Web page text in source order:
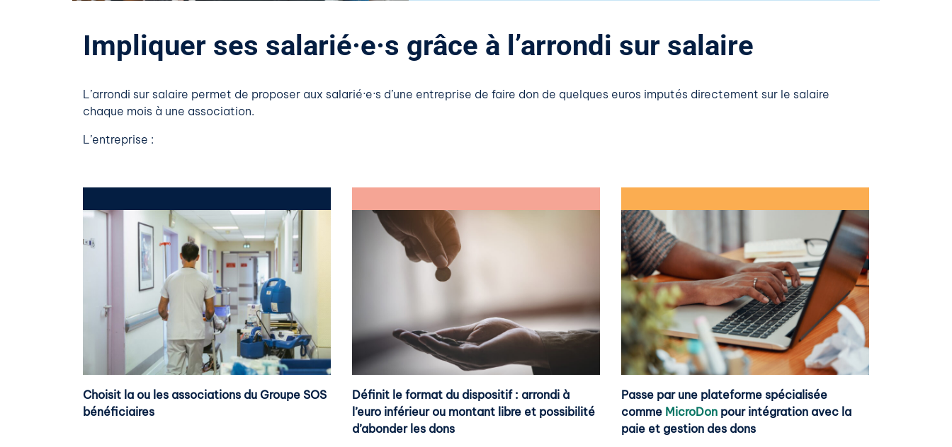
Impliquer ses salarié·e·s grâce à l’arrondi sur salaire
L’arrondi sur salaire permet de proposer aux salarié·e·s d’une entreprise de faire don de quelques euros imputés directement sur le salaire
chaque mois à une association.
L’entreprise :
Choisit la ou les associations du Groupe SOS
bénéficiaires
Définit le format du dispositif : arrondi à
l’euro inférieur ou montant libre et possibilité
d’abonder les dons
Passe par une plateforme spécialisée
comme MicroDon pour intégration avec la
paie et gestion des dons